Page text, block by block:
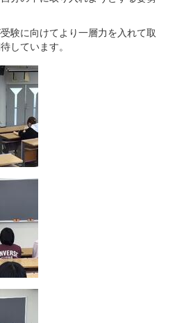
験に向けてより一層力を入れて取
しています。